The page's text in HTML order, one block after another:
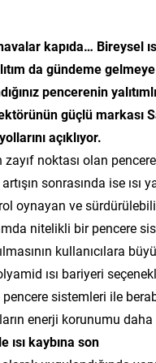
kapıda…
da gündeme
pencerenin
güçlü markası
açıklıyor.
zayıf noktası olan
sonrasında ise ısı
oynayan ve
nitelikli bir pencere
kullanıcılara
ısı bariyeri
pencere sistemleri ile
enerji korunumu
ısı kaybına son